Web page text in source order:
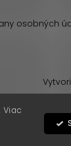
Viac
osobných